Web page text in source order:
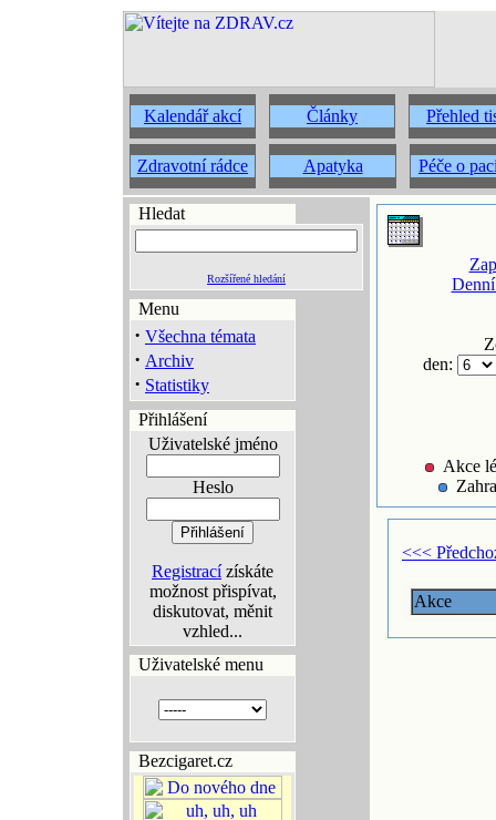
Kalendář akcí Články Přehled
Zdravotní rádce Apatyka Péče o
Hledat
Rozšířené hledání
Menu
· Všechna témata
· Archiv
· Statistiky
Přihlášení
Uživatelské jméno
Heslo
Registracízískáte
možnost přispívat,
diskutovat, měnit
vzhled...
Uživatelské menu
Bezcigaret.cz
den:
Akce
<<<
Akce